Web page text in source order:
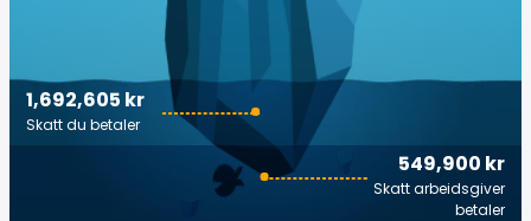
549,900 kr
Skatt arbeidsgiver
betaler
1,692,605 kr
Skatt du betaler